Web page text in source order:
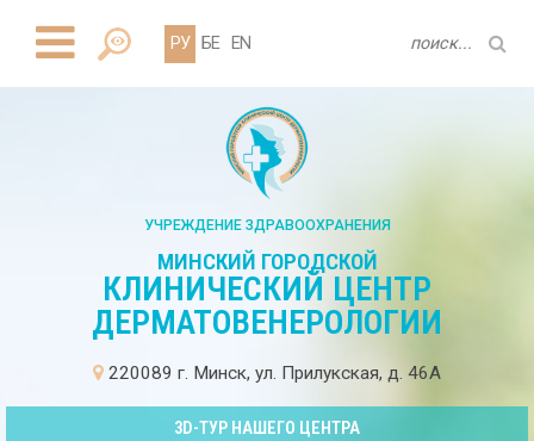
РУ БЕ EN
УЧРЕЖДЕНИЕ ЗДРАВООХРАНЕНИЯ
МИНСКИЙ ГОРОДСКОЙ
КЛИНИЧЕСКИЙ ЦЕНТР
ДЕРМАТОВЕНЕРОЛОГИИ
220089 г. Минск, ул. Прилукская, д. 46А
3D-ТУР НАШЕГО ЦЕНТРА